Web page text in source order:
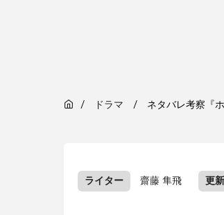
ドラマ ネタバレ考察『
ライター 齋藤 隼飛 更